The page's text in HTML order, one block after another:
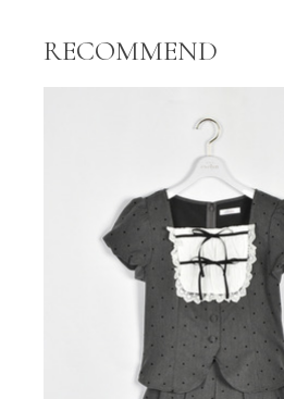
RECOMMEND